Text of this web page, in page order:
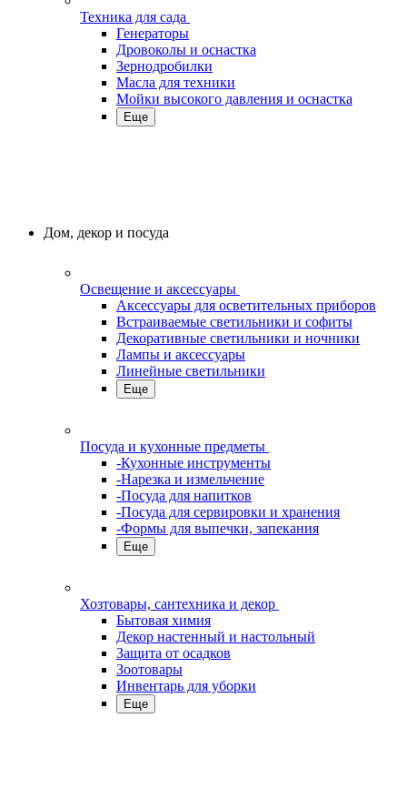
Техника для сада
Генераторы
Дровоколы и оснастка
Зернодробилки
Масла для техники
Мойки высокого давления и оснастка
Еще
Дом, декор и посуда
Освещение и аксессуары
Аксессуары для осветительных приборов
Встраиваемые светильники и софиты
Декоративные светильники и ночники
Лампы и аксессуары
Линейные светильники
Еще
Посуда и кухонные предметы
-Кухонные инструменты
-Нарезка и измельчение
-Посуда для напитков
-Посуда для сервировки и хранения
-Формы для выпечки, запекания
Еще
Хозтовары, сантехника и декор
Бытовая химия
Декор настенный и настольный
Защита от осадков
Зоотовары
Инвентарь для уборки
Еще